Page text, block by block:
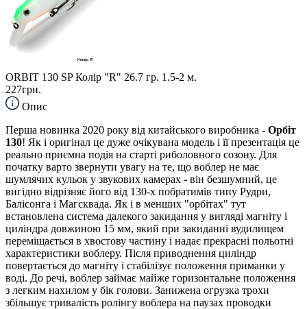
ORBIT 130 SP Колір "R" 26.7 гр. 1.5-2 м.
227грн.
Опис
Перша новинка 2020 року від китайського виробника - Орбіт
130! Як і оригінал це дуже очікувана модель і її презентація це
реально приємна подія на старті риболовного созону. Для
початку варто звернути увагу на те, що воблер не має
шумлячих кульок у звукових камерах - він безшумний, це
вигідно відрізняє його від 130-х побратимів типу Рудри,
Балісонга і Магсквада. Як і в менших "орбітах" тут
встановлена система далекого закидання у вигляді магніту і
циліндра довжиною 15 мм, який при закиданні вудилищем
переміщається в хвостову частину і надає прекрасні польотні
характеристики воблеру. Після приводнення циліндр
повертається до магніту і стабілізує положення приманки у
воді. До речі, воблер займає майже горизонтальне положення
з легким нахилом у бік голови. Занижена огрузка трохи
збільшує тривалість ролінгу воблера на паузах проводки